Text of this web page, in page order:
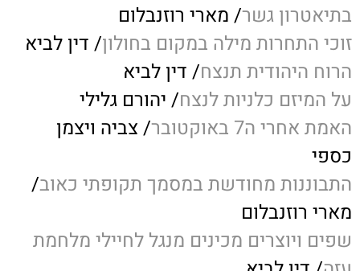
בתיאטרון גשר/ מארי רוזנבלום
זוכי התחרות מילה במקום בחולון/ דין לביא
הרוח היהודית תנצח/ דין לביא
על המיזם כלניות לנצח/ יהורם גלילי
האמת אחרי ה7 באוקטובר
/ צביה ויצמן
כספי
התבוננות מחודשת במסמך תקופתי כאוב/
מארי רוזנבלום
שפים ויוצרים מכינים מנגל לחיילי מלחמת